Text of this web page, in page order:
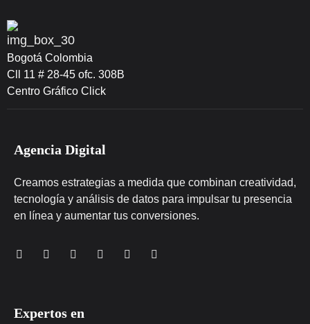
Bogotá Colombia
Cll 11 # 28-45 ofc. 308B
Centro Gráfico Click
Agencia Digital
Creamos estrategias a medida que combinan creatividad,
tecnología y análisis de datos para impulsar tu presencia
en línea y aumentar tus conversiones.
Expertos en